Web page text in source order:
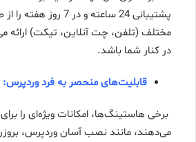
پشتیبانی 24 ساعته و در 7
مختلف (تلفن، چت آنلاین، تیکت) ارائه
در کنار شما باشد.
قابلیت‌های منحصر به فرد وردپرس:
برخی هاستینگ‌ها، امکانات ویژه‌ای را
می‌دهند، مانند نصب آسان وردپرس،